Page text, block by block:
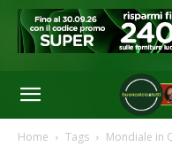
Home Tags Mondiale in